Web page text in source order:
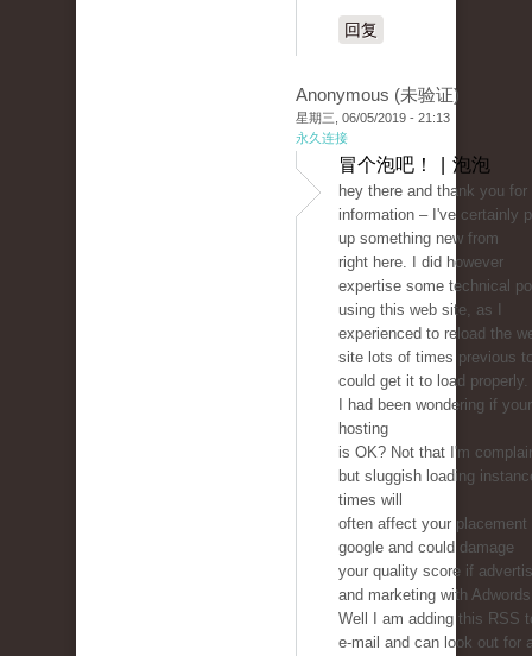
回复
Anonymous (未验证)
星期三, 06/05/2019 - 21:13
永久连接
冒个泡吧！ | 泡泡
hey there and thank you for
information – I've certainly
up something new from
right here. I did however
expertise some technical
using this web site, as I
experienced to reload the
site lots of times previous
could get it to load properly.
I had been wondering if
hosting
is OK? Not that I'm
but sluggish loading
times will
often affect your placement
google and could damage
your quality score if
and marketing with
Well I am adding this RSS
e-mail and can look out for